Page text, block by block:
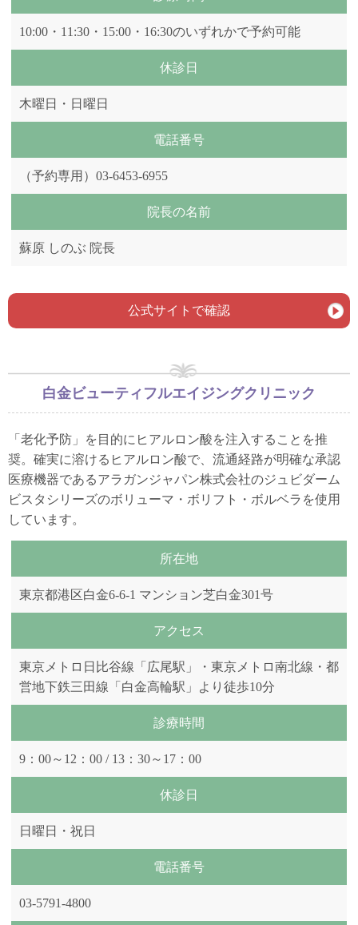
10:00・11:30・15:00・16:30のいずれかで予約可能
休診日
木曜日・日曜日
電話番号
（予約専用）03-6453-6955
院長の名前
蘇原 しのぶ 院長
公式サイトで確認
白金ビューティフルエイジングクリニック
「老化予防」を目的にヒアルロン酸を注入することを推
奨。確実に溶けるヒアルロン酸で、流通経路が明確な承認
医療機器であるアラガンジャパン株式会社のジュビダーム
ビスタシリーズのボリューマ・ボリフト・ボルベラを使用
しています。
所在地
東京都港区白金6-6-1 マンション芝白金301号
アクセス
東京メトロ日比谷線「広尾駅」・東京メトロ南北線・都
営地下鉄三田線「白金高輪駅」より徒歩10分
診療時間
9：00～12：00 / 13：30～17：00
休診日
日曜日・祝日
電話番号
03-5791-4800